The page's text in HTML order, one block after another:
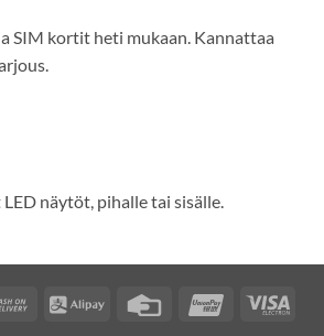
SIM kortit heti mukaan. Kannattaa
näytöt, pihalle tai sisälle.
Cash
Alipay
Credit
UnionPayVisa